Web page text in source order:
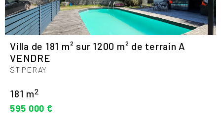
Villa de 181 m² sur 1200 m² de terrain A
VENDRE
ST PERAY
181 m2
595 000 €